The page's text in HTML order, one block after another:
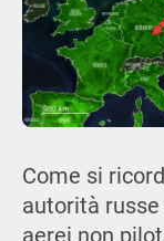
Come si
autorità